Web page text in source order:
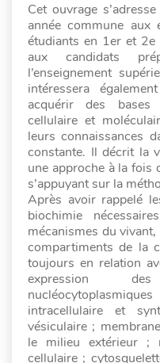
Cet ouvrage
année commune aux
étudiants en 1er et
aux candidats
l’enseignement
intéressera
acquérir des bases
cellulaire et
leurs connaissances
constante. Il décrit la
une approche à la fois
s’appuyant sur la
Après avoir rappelé
biochimie
mécanismes du
compartiments de la
toujours en relation
expression
intracellulaire et
vésiculaire ;
le milieu extérieur ;
cellulaire ;